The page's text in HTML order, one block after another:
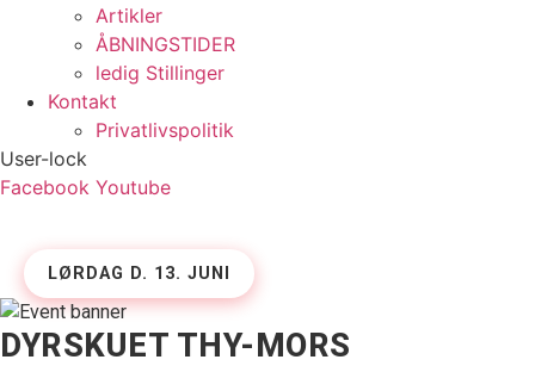
Artikler
ÅBNINGSTIDER
ledig Stillinger
Kontakt
Privatlivspolitik
User-lock
Facebook Youtube
LØRDAG D. 13. JUNI
DYRSKUET THY-MORS